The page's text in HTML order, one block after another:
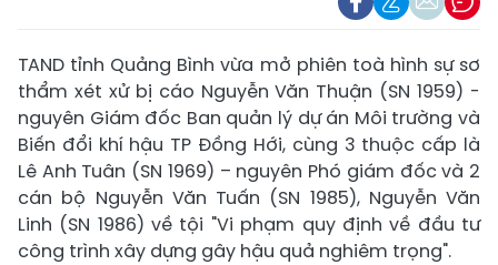
TAND tỉnh Quảng Bình vừa mở phiên toà hình sự sơ
thẩm xét xử bị cáo Nguyễn Văn Thuận (SN 1959) -
nguyên Giám đốc Ban quản lý dự án Môi trường và
Biến đổi khí hậu TP Đồng Hới, cùng 3 thuộc cấp là
Lê Anh Tuân (SN 1969) – nguyên Phó giám đốc và 2
cán bộ Nguyễn Văn Tuấn (SN 1985), Nguyễn Văn
Linh (SN 1986) về tội "Vi phạm quy định về đầu tư
công trình xây dựng gây hậu quả nghiêm trọng".